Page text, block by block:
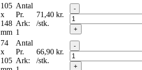
105
x
148
mm
Antal
Pr.
Ark:
1
71,40 kr.
/stk.
-
+
74
x
105
Antal
Pr.
Ark:
66,90 kr.
/stk.
-
+